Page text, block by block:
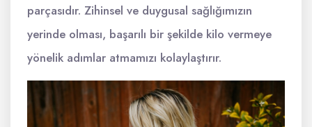
parçasıdır. Zihinsel ve duygusal sağlığımızın
yerinde olması, başarılı bir şekilde kilo vermeye
yönelik adımlar atmamızı kolaylaştırır.